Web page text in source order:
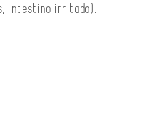
intestino irritado).